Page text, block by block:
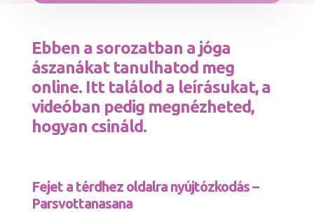
Ebben a sorozatban a jóga
ászanákat tanulhatod meg
online. Itt találod a leírásukat, a
videóban pedig megnézheted,
hogyan csináld.
Fejet a térdhez oldalra nyújtózkodás–
Parsvottanasana